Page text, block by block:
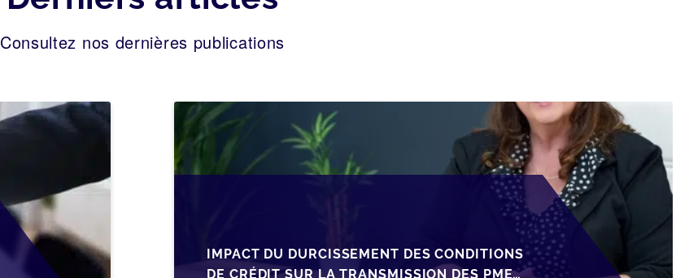
Consultez nos dernières publications
IMPACT DU DURCISSEMENT DES CONDITIONS
DE CRÉDIT SUR LA TRANSMISSION DES PME